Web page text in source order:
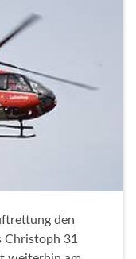
den
Christoph 31